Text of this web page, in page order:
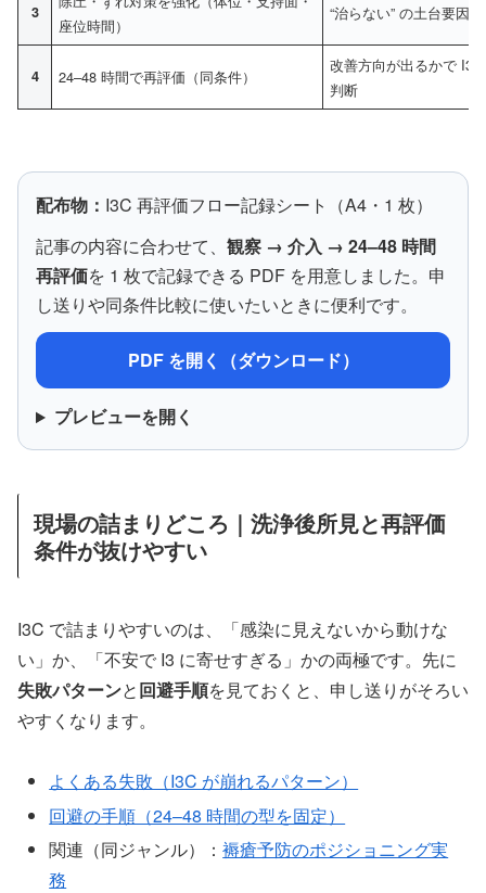
3
座位時間）
“治らない” の土台要因
4 24–48 時間で再評価（同条件）
改善方向が出るかで I3
判断
配布物： I3C 再評価フロー記録シート（A4・1 枚）
記事の内容に合わせて、 観察 → 介入 → 24–48 時間
再評価を 1 枚で記録できる PDF を用意しました。申
し送りや同条件比較に使いたいときに便利です。
PDF を開く（ダウンロード）
プレビューを開く
現場の詰まりどころ｜洗浄後所見と再評価
条件が抜けやすい
I3C で詰まりやすいのは、「感染に見えないから動けな
い」か、「不安で I3 に寄せすぎる」かの両極です。先に
失敗パターンと回避手順を見ておくと、申し送りがそろい
やすくなります。
よくある失敗（I3C が崩れるパターン）
回避の手順（24–48 時間の型を固定）
関連（同ジャンル）：褥瘡予防のポジショニング実
務